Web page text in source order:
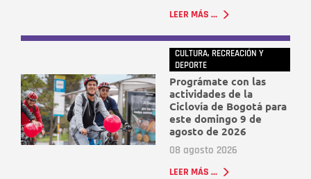
LEER MÁS ...
CULTURA, RECREACIÓN Y
DEPORTE
Prográmate con las
actividades de la
Ciclovía de Bogotá para
este domingo 9 de
agosto de 2026
08 agosto 2026
LEER MÁS ...